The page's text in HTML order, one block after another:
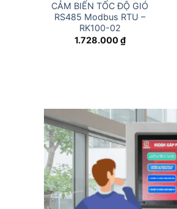
CẢM BIẾN TỐC ĐỘ GIÓ
RS485 Modbus RTU –
RK100-02
1.728.000₫